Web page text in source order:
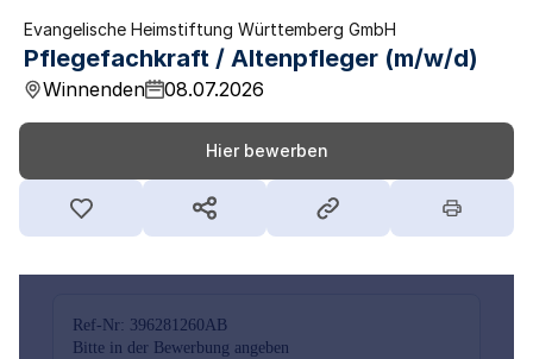
Evangelische Heimstiftung Württemberg GmbH
Pflegefachkraft / Altenpfleger (m/w/d)
Winnenden 08.07.2026
Hier bewerben